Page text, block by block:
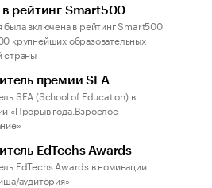
рейтинг Smart500
была включена в рейтинг Smart500
крупнейших образовательных
cтраны
премии SEA
SEA (School of Education) в
«Прорыв года.Взрослое
EdTechs Awards
EdTechs Awards в номинации
аудитория»